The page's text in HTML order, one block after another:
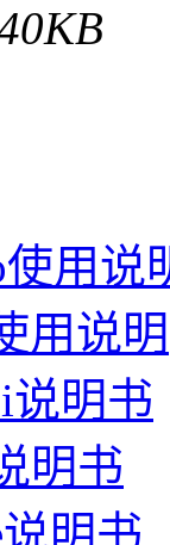
使用说
用说明
说明书
明书
明书